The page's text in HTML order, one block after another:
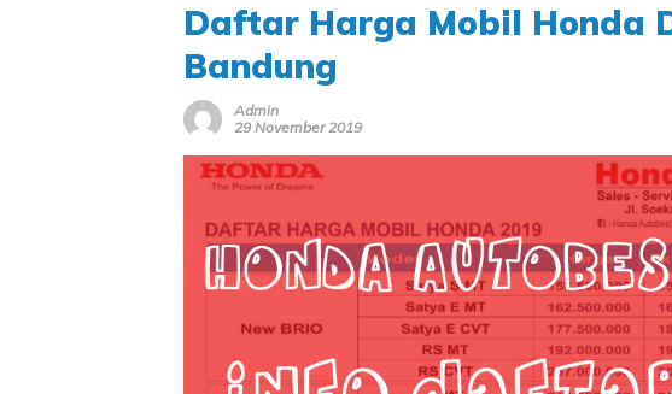
Daftar Harga Mobil Honda
Bandung
Admin
29 November 2019